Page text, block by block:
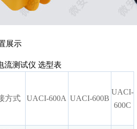
展示
流测试仪 选型表
方式 UACI-600A UACI-600B
UACI-
600C